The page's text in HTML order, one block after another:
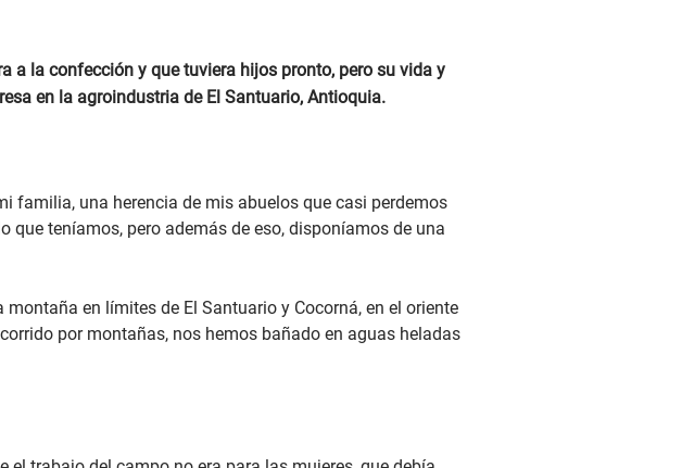
a la confección y que tuviera hijos pronto, pero su vida y
en la agroindustria de El Santuario, Antioquia.
familia, una herencia de mis abuelos que casi perdemos
teníamos, pero además de eso, disponíamos de una
en límites de El Santuario y Cocorná, en el oriente
por montañas, nos hemos bañado en aguas heladas